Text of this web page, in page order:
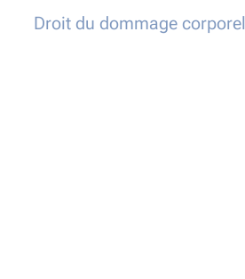
Droit du dommage corporel